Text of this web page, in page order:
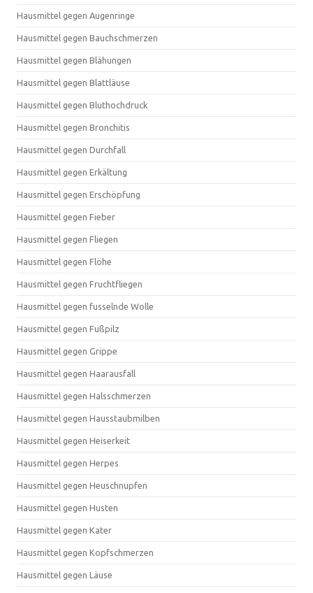
Hausmittel gegen Augenringe
Hausmittel gegen Bauchschmerzen
Hausmittel gegen Blähungen
Hausmittel gegen Blattläuse
Hausmittel gegen Bluthochdruck
Hausmittel gegen Bronchitis
Hausmittel gegen Durchfall
Hausmittel gegen Erkältung
Hausmittel gegen Erschöpfung
Hausmittel gegen Fieber
Hausmittel gegen Fliegen
Hausmittel gegen Flöhe
Hausmittel gegen Fruchtfliegen
Hausmittel gegen fusselnde Wolle
Hausmittel gegen Fußpilz
Hausmittel gegen Grippe
Hausmittel gegen Haarausfall
Hausmittel gegen Halsschmerzen
Hausmittel gegen Hausstaubmilben
Hausmittel gegen Heiserkeit
Hausmittel gegen Herpes
Hausmittel gegen Heuschnupfen
Hausmittel gegen Husten
Hausmittel gegen Kater
Hausmittel gegen Kopfschmerzen
Hausmittel gegen Läuse